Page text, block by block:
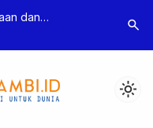
dan
Tersangka
Polres
Dua
search
light_mode